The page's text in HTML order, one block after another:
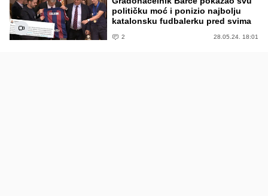
političku moć i ponizio najbolju
katalonsku fudbalerku pred svima
2 28.05.24. 18:01